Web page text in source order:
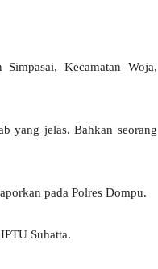
Kecamatan Woja,
yang jelas. Bahkan seorang
pada Polres Dompu.
Suhatta.